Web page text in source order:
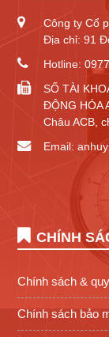
Công ty Cổ
Địa chỉ: 91
Hotline:
SỐ TÀI
ĐỘNG HÓA
Châu ACB,
Email:
CHÍNH
Chính sách &
Chính sách bảo